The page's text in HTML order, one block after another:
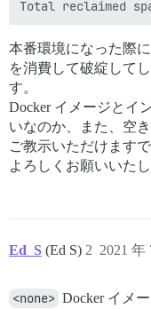
本番環境になった際
を消費して破綻して
す。
Docker イメージとイ
いなのか、また、空
ご教示いただけますで
よろしくお願いいたし
Ed_S (Ed S) 2021 年
2
<none> Docker イメ